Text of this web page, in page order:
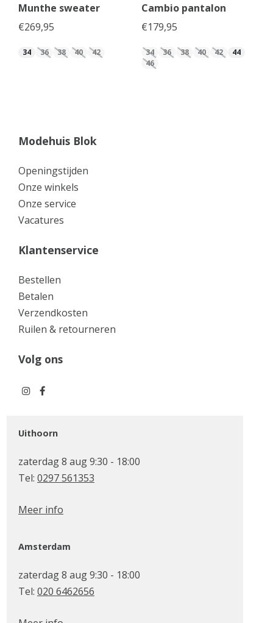
Munthe sweater
€269,95
34 36 38 40 42
Cambio pantalon
€179,95
34 36 38 40 42
44
46
Modehuis Blok
Openingstijden
Onze winkels
Onze service
Vacatures
Klantenservice
Bestellen
Betalen
Verzendkosten
Ruilen & retourneren
Volg ons
Uithoorn
zaterdag 8 aug 9:30 - 18:00
Tel: 0297 561353
Meer info
Amsterdam
zaterdag 8 aug 9:30 - 18:00
Tel: 020 6462656